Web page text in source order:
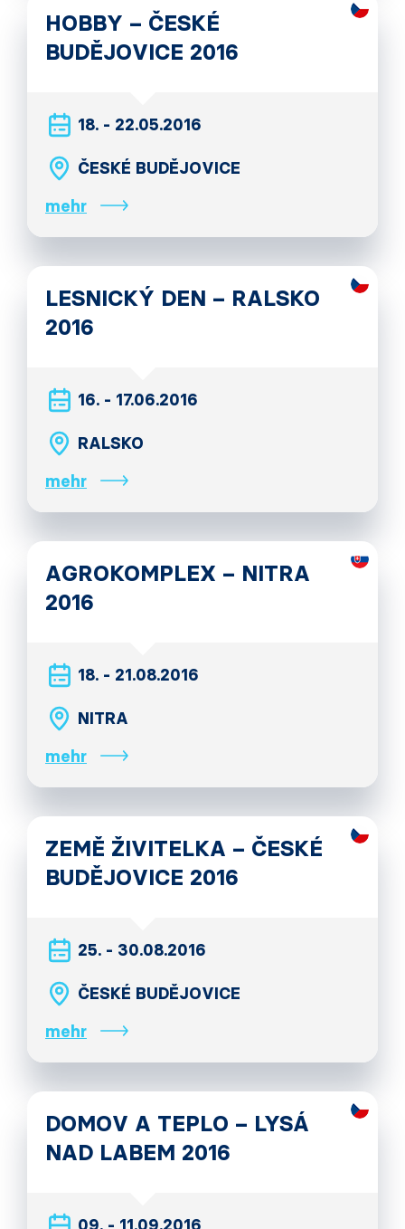
HOBBY – ČESKÉ
BUDĚJOVICE 2016
18. - 22.05.2016
ČESKÉ BUDĚJOVICE
mehr
LESNICKÝ DEN – RALSKO
2016
16. - 17.06.2016
RALSKO
mehr
AGROKOMPLEX – NITRA
2016
18. - 21.08.2016
NITRA
mehr
ZEMĚ ŽIVITELKA – ČESKÉ
BUDĚJOVICE 2016
25. - 30.08.2016
ČESKÉ BUDĚJOVICE
mehr
DOMOV A TEPLO – LYSÁ
NAD LABEM 2016